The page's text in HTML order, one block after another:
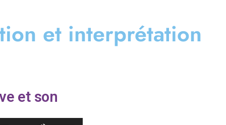
et interprétation
et son